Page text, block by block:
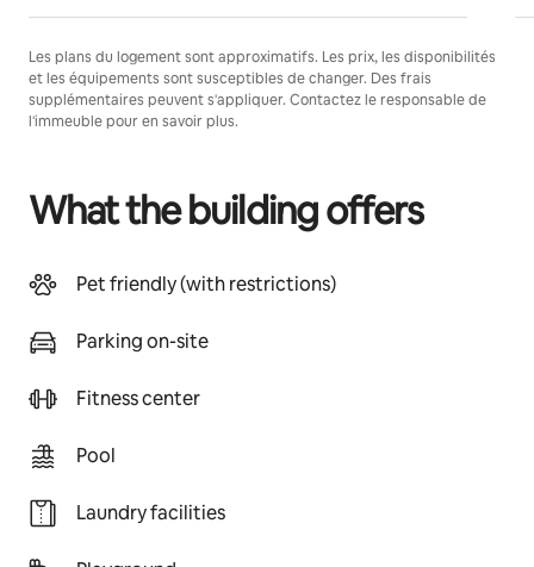
Les plans du logement sont approximatifs. Les prix, les disponibilités
et les équipements sont susceptibles de changer. Des frais
supplémentaires peuvent s'appliquer. Contactez le responsable de
l'immeuble pour en savoir plus.
What the building offers
Pet friendly (with restrictions)
Parking on-site
Fitness center
Pool
Laundry facilities